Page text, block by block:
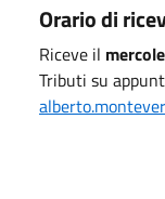
Orario di
Riceve il
Tributi su